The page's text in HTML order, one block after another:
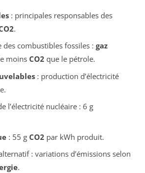
: principales responsables des
.
des combustibles fossiles : gaz
moins CO2 que le pétrole.
: production d’électricité
l’électricité nucléaire : 6 g
: 55 g CO2 par kWh produit.
: variations d’émissions selon
.